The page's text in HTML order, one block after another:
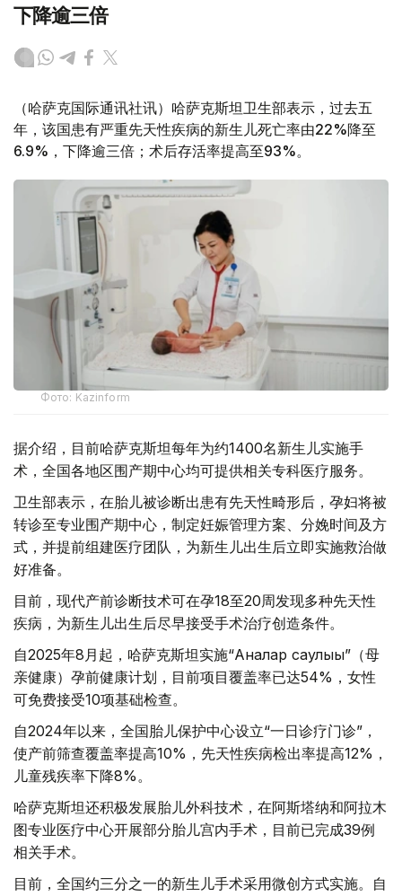
下降逾三倍
（哈萨克国际通讯社讯）哈萨克斯坦卫生部表示，过去五
年，该国患有严重先天性疾病的新生儿死亡率由22%降至
6.9%，下降逾三倍；术后存活率提高至93%。
Фото: Kazinform
据介绍，目前哈萨克斯坦每年为约1400名新生儿实施手
术，全国各地区围产期中心均可提供相关专科医疗服务。
卫生部表示，在胎儿被诊断出患有先天性畸形后，孕妇将被
转诊至专业围产期中心，制定妊娠管理方案、分娩时间及方
式，并提前组建医疗团队，为新生儿出生后立即实施救治做
好准备。
目前，现代产前诊断技术可在孕18至20周发现多种先天性
疾病，为新生儿出生后尽早接受手术治疗创造条件。
自2025年8月起，哈萨克斯坦实施“Аналар саулығы”（母
亲健康）孕前健康计划，目前项目覆盖率已达54%，女性
可免费接受10项基础检查。
自2024年以来，全国胎儿保护中心设立“一日诊疗门诊”，
使产前筛查覆盖率提高10%，先天性疾病检出率提高12%，
儿童残疾率下降8%。
哈萨克斯坦还积极发展胎儿外科技术，在阿斯塔纳和阿拉木
图专业医疗中心开展部分胎儿宫内手术，目前已完成39例
相关手术。
目前，全国约三分之一的新生儿手术采用微创方式实施。自